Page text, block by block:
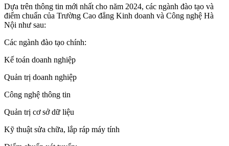
Dựa trên thông tin mới nhất cho năm 2024, các ngành đào tạo và
điểm chuẩn của Trường Cao đẳng Kinh doanh và Công nghệ Hà
Nội như sau:
Các ngành đào tạo chính:
Kế toán doanh nghiệp
Quản trị doanh nghiệp
Công nghệ thông tin
Quản trị cơ sở dữ liệu
Kỹ thuật sửa chữa, lắp ráp máy tính